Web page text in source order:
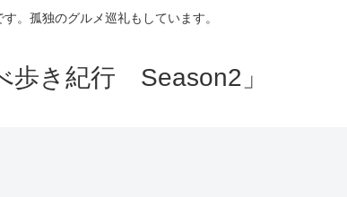
。孤独のグルメ巡礼もしています。
歩き紀行 Season2」